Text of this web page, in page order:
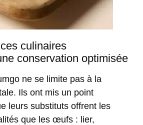
culinaires
conservation optimisée
ne se limite pas à la
Ils ont mis un point
leurs substituts offrent les
que les œufs : lier,